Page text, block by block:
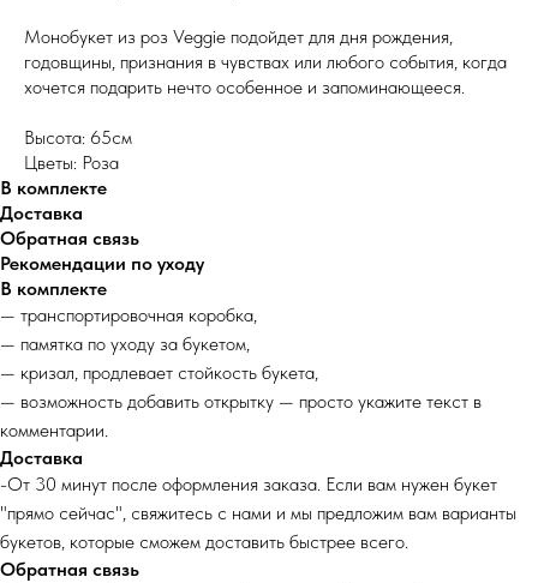
Монобукет из роз Veggie подойдет для дня рождения,
годовщины, признания в чувствах или любого события, когда
хочется подарить нечто особенное и запоминающееся.
Высота: 65см
Цветы: Роза
В комплекте
Доставка
Обратная связь
Рекомендации по уходу
В комплекте
— транспортировочная коробка,
— памятка по уходу за букетом,
— кризал, продлевает стойкость букета,
— возможность добавить открытку — просто укажите текст в
комментарии.
Доставка
-От 30 минут после оформления заказа. Если вам нужен букет
"прямо сейчас", свяжитесь с нами и мы предложим вам варианты
букетов, которые сможем доставить быстрее всего.
Обратная связь